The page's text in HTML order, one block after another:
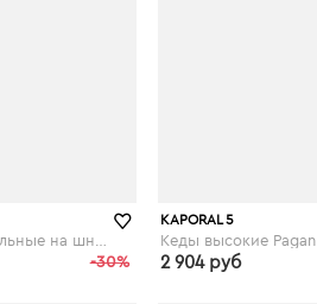
-30%
KAPORAL 5
Кеды высокие Pagan
2 904 руб